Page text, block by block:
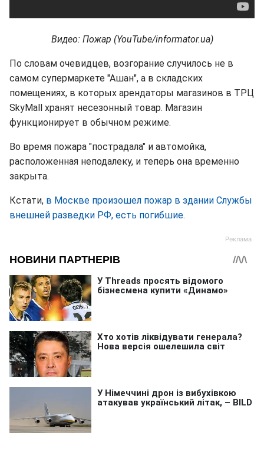
Видео: Пожар (YouTube/informator.ua)
По словам очевидцев, возгорание случилось не в
самом супермаркете "Ашан", а в складских
помещениях, в которых арендаторы магазинов в ТРЦ
SkyMall хранят несезонный товар. Магазин
функционирует в обычном режиме.
Во время пожара "пострадала" и автомойка,
расположенная неподалеку, и теперь она временно
закрыта.
Кстати, в Москве произошел пожар в здании Службы
внешней разведки РФ, есть погибшие.